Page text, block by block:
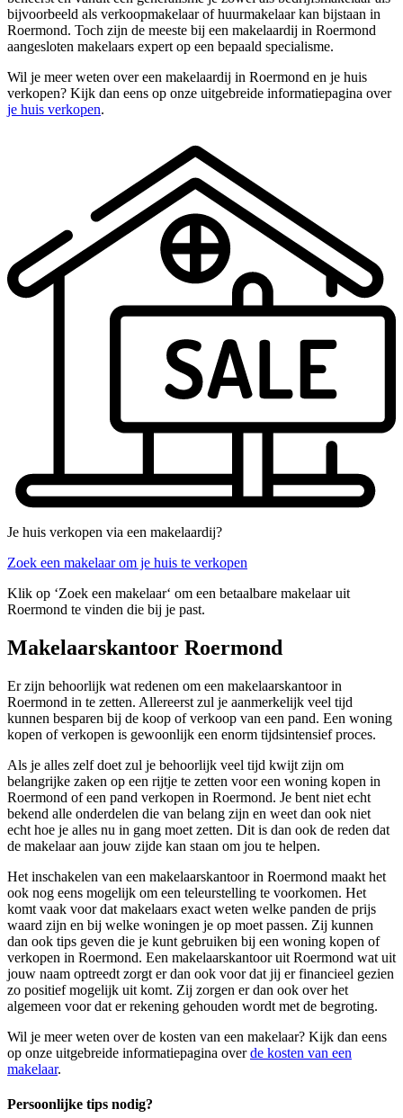
bijvoorbeeld als verkoopmakelaar of huurmakelaar kan bijstaan in
Roermond. Toch zijn de meeste bij een makelaardij in Roermond
aangesloten makelaars expert op een bepaald specialisme.
Wil je meer weten over een makelaardij in Roermond en je huis
verkopen? Kijk dan eens op onze uitgebreide informatiepagina over
je huis verkopen.
Je huis verkopen via een makelaardij?
Zoek een makelaar om je huis te verkopen
Klik op ‘Zoek een makelaar‘ om een betaalbare makelaar uit
Roermond te vinden die bij je past.
Makelaarskantoor Roermond
Er zijn behoorlijk wat redenen om een makelaarskantoor in
Roermond in te zetten. Allereerst zul je aanmerkelijk veel tijd
kunnen besparen bij de koop of verkoop van een pand. Een woning
kopen of verkopen is gewoonlijk een enorm tijdsintensief proces.
Als je alles zelf doet zul je behoorlijk veel tijd kwijt zijn om
belangrijke zaken op een rijtje te zetten voor een woning kopen in
Roermond of een pand verkopen in Roermond. Je bent niet echt
bekend alle onderdelen die van belang zijn en weet dan ook niet
echt hoe je alles nu in gang moet zetten. Dit is dan ook de reden dat
de makelaar aan jouw zijde kan staan om jou te helpen.
Het inschakelen van een makelaarskantoor in Roermond maakt het
ook nog eens mogelijk om een teleurstelling te voorkomen. Het
komt vaak voor dat makelaars exact weten welke panden de prijs
waard zijn en bij welke woningen je op moet passen. Zij kunnen
dan ook tips geven die je kunt gebruiken bij een woning kopen of
verkopen in Roermond. Een makelaarskantoor uit Roermond wat uit
jouw naam optreedt zorgt er dan ook voor dat jij er financieel gezien
zo positief mogelijk uit komt. Zij zorgen er dan ook over het
algemeen voor dat er rekening gehouden wordt met de begroting.
Wil je meer weten over de kosten van een makelaar? Kijk dan eens
op onze uitgebreide informatiepagina overde kosten van een
makelaar.
Persoonlijke tips nodig?